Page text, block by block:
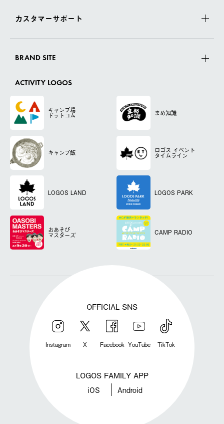
カスタマーサポート
BRAND SITE
ACTIVITY LOGOS
キャンプ場
ドットコム まめ知識
キャンプ飯 ロゴス イベント
タイムライン
LOGOS LAND LOGOS PARK
おあそび
マスターズ CAMP RADIO
OFFICIAL SNS
Instagram X Facebook YouTube TikTok
LOGOS FAMILY APP
iOS Android